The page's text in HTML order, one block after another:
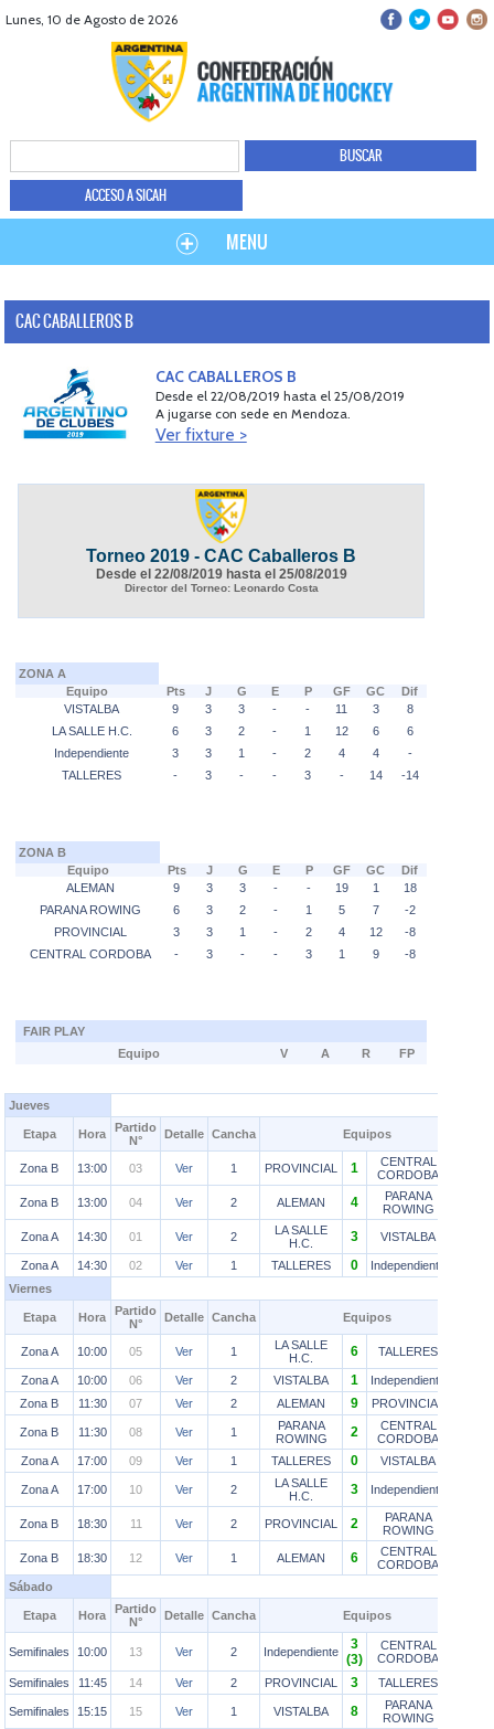
Lunes, 10 de Agosto de 2026
ACCESO A SICAH
MENU
CAC CABALLEROS B
CAC CABALLEROS B
Desde el 22/08/2019 hasta el 25/08/2019
A jugarse con sede en Mendoza.
Ver fixture >